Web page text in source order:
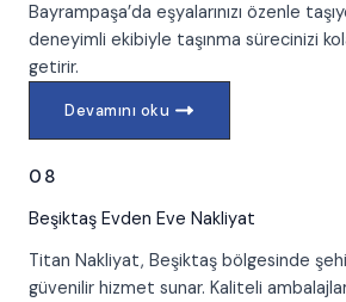
Bayrampaşa’da eşyalarınızı özenle
deneyimli ekibiyle taşınma sürecinizi
getirir.
Devamını oku
08
Beşiktaş Evden Eve Nakliyat
Titan Nakliyat, Beşiktaş bölgesinde
güvenilir hizmet sunar. Kaliteli